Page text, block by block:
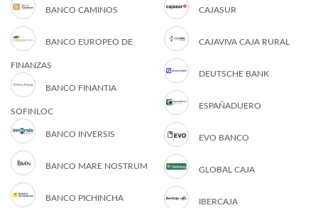
BANCO CAMINOS
BANCO EUROPEO DE
FINANZAS
BANCO FINANTIA
SOFINLOC
BANCO INVERSIS
BANCO MARE NOSTRUM
BANCO PICHINCHA
CAJASUR
CAJAVIVA CAJA RURAL
DEUTSCHE BANK
ESPAÑADUERO
EVO BANCO
GLOBAL CAJA
IBERCAJA